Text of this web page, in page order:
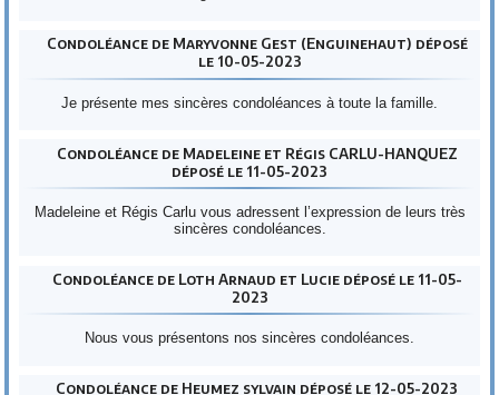
Condoléance de Maryvonne Gest (Enguinehaut) déposé
le 10-05-2023
Je présente mes sincères condoléances à toute la famille.
Condoléance de Madeleine et Régis CARLU-HANQUEZ
déposé le 11-05-2023
Madeleine et Régis Carlu vous adressent l’expression de leurs très
sincères condoléances.
Condoléance de Loth Arnaud et Lucie déposé le 11-05-
2023
Nous vous présentons nos sincères condoléances.
Condoléance de Heumez sylvain déposé le 12-05-2023